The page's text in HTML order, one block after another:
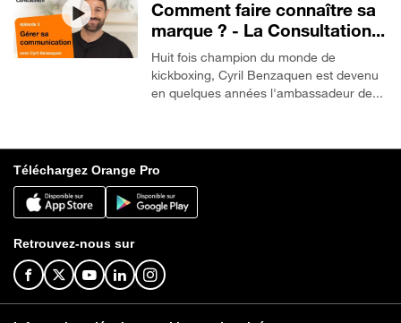
Comment faire connaître sa
marque ? - La Consultation...
Huit fois champion du monde de
kickboxing, Cyril Benzaquen est devenu
en quelques années l'ambassadeur de...
Téléchargez Orange Pro
Retrouvez-nous sur